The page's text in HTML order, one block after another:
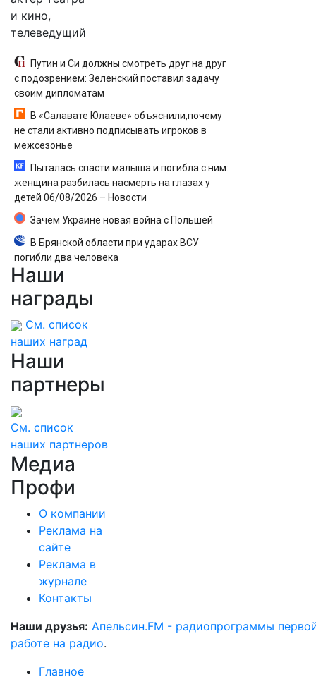
и кино,
телеведущий
Путин и Си должны смотреть друг на друг
с подозрением: Зеленский поставил задачу
своим дипломатам
В «Салавате Юлаеве» объяснили,почему
не стали активно подписывать игроков в
межсезонье
Пыталась спасти малыша и погибла с ним:
женщина разбилась насмерть на глазах у
детей 06/08/2026 – Новости
Зачем Украине новая война с Польшей
В Брянской области при ударах ВСУ
погибли два человека
Наши
награды
См. список
наших наград
Наши
партнеры
См. список
наших партнеров
Медиа
Профи
О компании
Реклама на
сайте
Реклама в
журнале
Контакты
Наши друзья: Апельсин.FM - радиопрограммы
работе на радио.
Главное